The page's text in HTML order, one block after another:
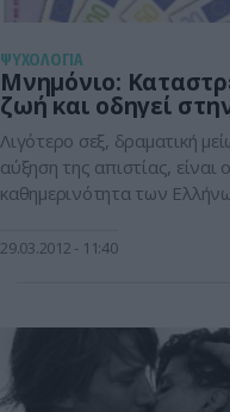
ΨΥΧΟΛΟΓΙΑ
Μνημόνιο:
ζωή και οδηγεί
Λιγότερο σεξ, δραματική
αύξηση της απιστίας, είναι
καθημερινότητα των
στην οικονομική κρίση Την
29.03.2012 11:40